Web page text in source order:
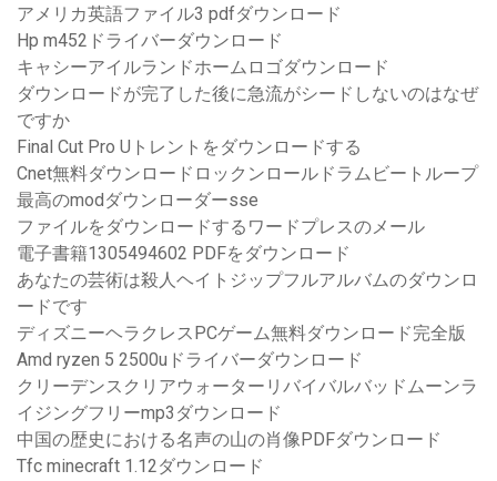
アメリカ英語ファイル3 pdfダウンロード
Hp m452ドライバーダウンロード
キャシーアイルランドホームロゴダウンロード
ダウンロードが完了した後に急流がシードしないのはなぜ
ですか
Final Cut Pro Uトレントをダウンロードする
Cnet無料ダウンロードロックンロールドラムビートループ
最高のmodダウンローダーsse
ファイルをダウンロードするワードプレスのメール
電子書籍1305494602 PDFをダウンロード
あなたの芸術は殺人ヘイトジップフルアルバムのダウンロ
ードです
ディズニーヘラクレスPCゲーム無料ダウンロード完全版
Amd ryzen 5 2500uドライバーダウンロード
クリーデンスクリアウォーターリバイバルバッドムーンラ
イジングフリーmp3ダウンロード
中国の歴史における名声の山の肖像PDFダウンロード
Tfc minecraft 1.12ダウンロード